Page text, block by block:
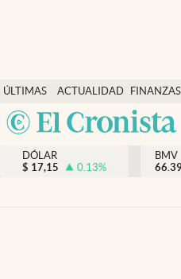
ÚLTIMAS
NOTICIAS
ACTUALIDAD
FINANZAS
Y
ECONOMÍA
Actualidad
Finanzas y economía
Dólar y mercados
DÓLAR
$ 17,15 0.13%
BMV